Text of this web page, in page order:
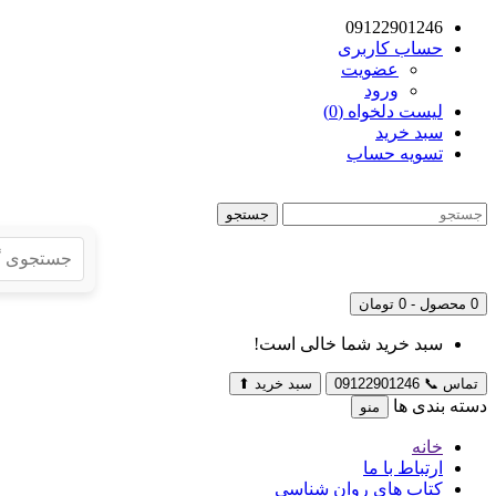
09122901246
حساب کاربری
عضویت
ورود
لیست دلخواه (0)
سبد خرید
تسویه حساب
جستجو
0 محصول - 0 تومان
سبد خرید شما خالی است!
تماس 📞
09122901246 سبد خرید ⬆
دسته بندی ها منو
خانه
ارتباط با ما
کتاب های روان شناسی